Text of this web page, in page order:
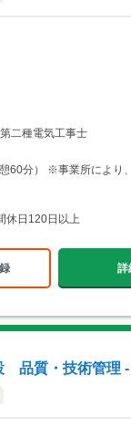
二種電気工事士
60分） ※事業所により
休日120日以上
詳
品質・技術管理